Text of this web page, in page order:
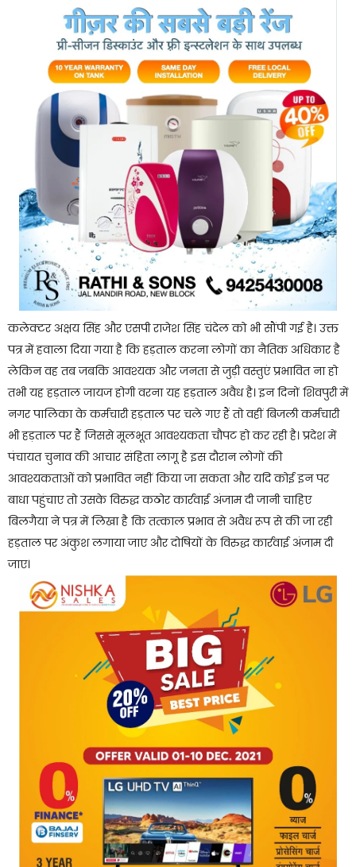
कलेक्टर अक्षय सिंह और एसपी राजेश सिंह चंदेल को भी सौंपी गई है। उक्त
पत्र में हवाला दिया गया है कि हड़ताल करना लोगों का नैतिक अधिकार है
लेकिन वह तब जबकि आवश्यक और जनता से जुड़ी वस्तुएं प्रभावित ना हो
तभी यह हड़ताल जायज होगी वरना यह हड़ताल अवैध है। इन दिनों शिवपुरी में
नगर पालिका के कर्मचारी हड़ताल पर चले गए हैं तो वहीं बिजली कर्मचारी
भी हड़ताल पर हैं जिससे मूलभूत आवश्यकता चौपट हो कर रही है। प्रदेश में
पंचायत चुनाव की आचार संहिता लागू है इस दौरान लोगों की
आवश्यकताओं को प्रभावित नहीं किया जा सकता और यदि कोई इन पर
बाधा पहुंचाए तो उसके विरुद्ध कठोर कार्रवाई अंजाम दी जानी चाहिए
बिलगैया ने पत्र में लिखा है कि तत्काल प्रभाव से अवैध रूप से की जा रही
हड़ताल पर अंकुश लगाया जाए और दोषियों के विरुद्ध कार्रवाई अंजाम दी
जाए।